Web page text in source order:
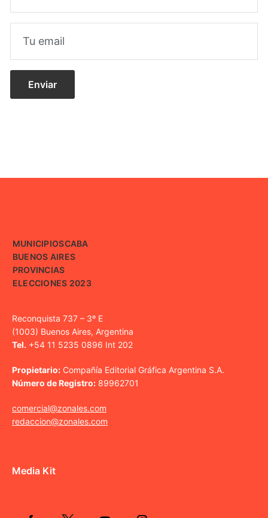
MUNICIPIOSCABA
BUENOS AIRES
PROVINCIAS
ELECCIONES 2023
Reconquista 737 – 3º E
(1003) Buenos Aires, Argentina
Tel. +54 11 5235 0896 Int 202
Propietario: Compañía Editorial Gráfica Argentina S.A.
Número de Registro: 89962701
comercial@zonales.com
redaccion@zonales.com
Media Kit